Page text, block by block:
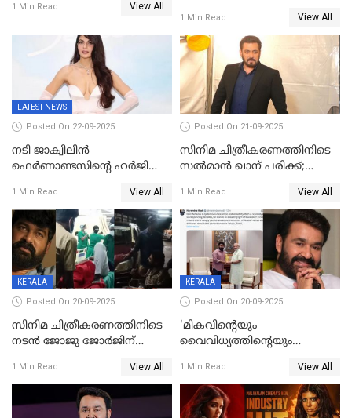
ഖാൻ
1 Min Read View All
1 Min Read View All
LATEST NEWS
Posted On 22-09-2025
നടി ജാക്വിലിന്‍
ഫെര്‍ണാണ്ടസിന്റെ ഹര്‍ജി
1 Min Read View All
Posted On 21-09-2025
സിനിമ ചിത്രീകരണത്തിനിടെ
സൽമാൻ ഖാന് പരിക്ക്;
മുംബൈയിലേക്ക് മടങ്ങി
1 Min Read View All
KERALA
Posted On 20-09-2025
സിനിമ ചിത്രീകരണത്തിനിടെ
നടൻ ജോജു ജോർജിന്
പറമ്പോലും ഈ സമയം
ജീപ്പിൽ
1 Min Read View All
KERALA
Posted On 20-09-2025
'മികവിന്റെയും
വൈവിധ്യത്തിന്റെയും
അഭിനന്ദിച്ച് പ്രധാനമന്ത്രി
1 Min Read View All